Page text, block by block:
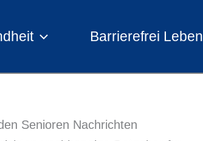
Barrierefrei Leben
Senioren Nachrichten